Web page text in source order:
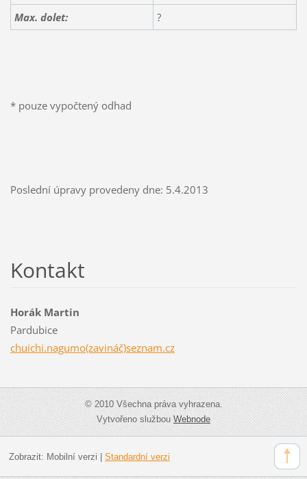
Max. dolet:
?
* pouze vypočtený odhad
Poslední úpravy provedeny dne: 5.4.2013
Kontakt
Horák Martin
Pardubice
chuichi.nagumo(zavináč)seznam.cz
© 2010 Všechna práva vyhrazena.
Vytvořeno službouWebnode
Zobrazit: Mobilní verzi Standardní verzi